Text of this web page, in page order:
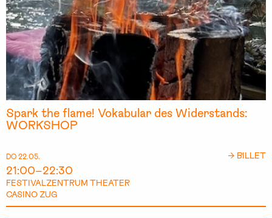
DO 22.05.
21:00–22:30
FESTIVALZENTRUM THEATER
CASINO ZUG
Spark the flame! Vokabular des Widerstands:
WORKSHOP
→ BILLET